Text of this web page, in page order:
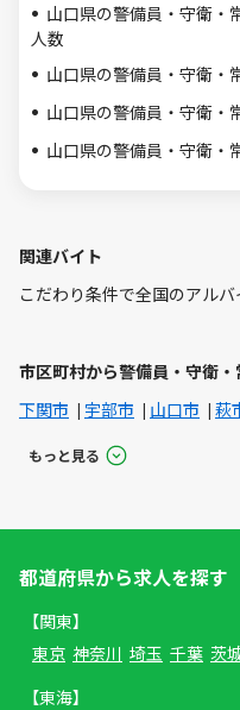
山口県の警備員・守衛・
人数
山口県の警備員・守衛・
山口県の警備員・守衛・
山口県の警備員・守衛・
関連バイト
こだわり条件で全国のアル
市区町村から警備員・守衛
下関市
宇部市 山口市 萩
もっと見る
都道府県から求人を探す
【関東】
東京 神奈川 埼玉 千葉 茨
【東海】